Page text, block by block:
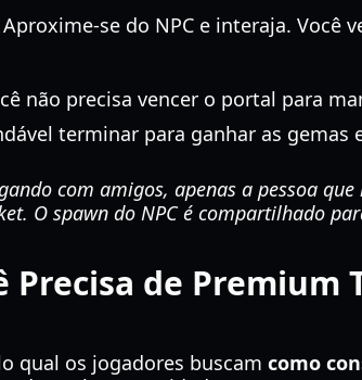
Aproxime-se do NPC e interaja. Você
não precisa vencer o portal para
terminar para ganhar as gemas
com amigos, apenas a pessoa
O spawn do NPC é compartilhado
Precisa de Premium
qual os jogadores buscam como